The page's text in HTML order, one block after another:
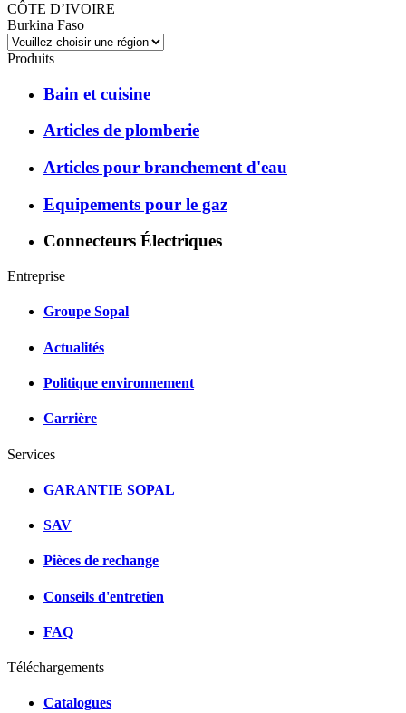
CÔTE D’IVOIRE
Burkina Faso
Produits
Bain et cuisine
Articles de plomberie
Articles pour branchement d'eau
Equipements pour le gaz
Connecteurs Électriques
Entreprise
Groupe Sopal
Actualités
Politique environnement
Carrière
Services
GARANTIE SOPAL
SAV
Pièces de rechange
Conseils d'entretien
FAQ
Téléchargements
Catalogues